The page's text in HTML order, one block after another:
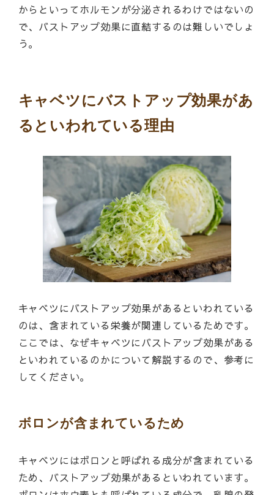
からといってホルモンが分泌されるわけではないの
で、バストアップ効果に直結するのは難しいでしょ
う。
キャベツにバストアップ効果があ
るといわれている理由
キャベツにバストアップ効果があるといわれている
のは、含まれている栄養が関連しているためです。
ここでは、なぜキャベツにバストアップ効果がある
といわれているのかについて解説するので、参考に
してください。
ボロンが含まれているため
キャベツにはボロンと呼ばれる成分が含まれている
ため、バストアップ効果があるといわれています。